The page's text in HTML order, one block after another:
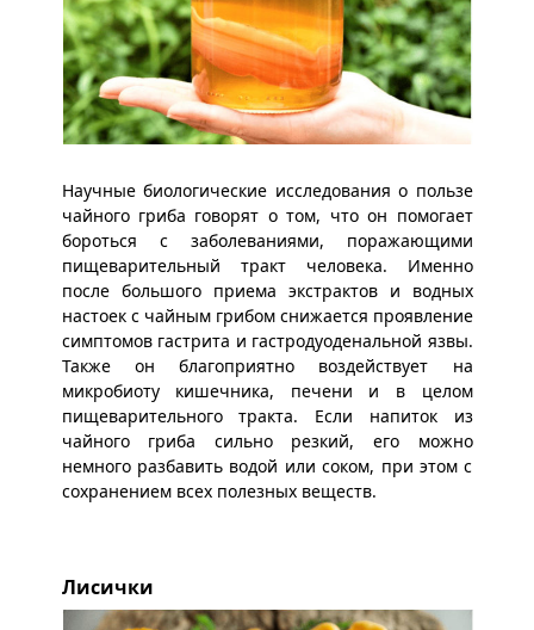
Научные биологические исследования о пользе
чайного гриба говорят о том, что он помогает
бороться с заболеваниями, поражающими
пищеварительный тракт человека. Именно
после большого приема экстрактов и водных
настоек с чайным грибом снижается проявление
симптомов гастрита и гастродуоденальной язвы.
Также он благоприятно воздействует на
микробиоту кишечника, печени и в целом
пищеварительного тракта. Если напиток из
чайного гриба сильно резкий, его можно
немного разбавить водой или соком, при этом с
сохранением всех полезных веществ.
Лисички